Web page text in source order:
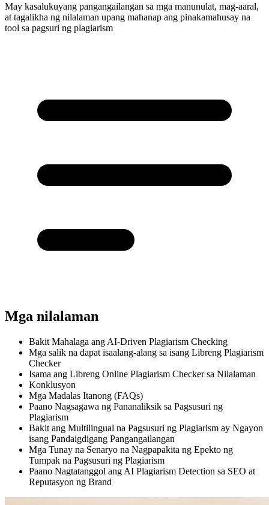
May kasalukuyang pangangailangan sa mga manunulat, mag-aaral,
at tagalikha ng nilalaman upang mahanap ang pinakamahusay na
tool sa pagsuri ng plagiarism
Mga nilalaman
Bakit Mahalaga ang AI-Driven Plagiarism Checking
Mga salik na dapat isaalang-alang sa isang Libreng Plagiarism
Checker
Isama ang Libreng Online Plagiarism Checker sa Nilalaman
Konklusyon
Mga Madalas Itanong (FAQs)
Paano Nagsagawa ng Pananaliksik sa Pagsusuri ng
Plagiarism
Bakit ang Multilingual na Pagsusuri ng Plagiarism ay Ngayon
isang Pandaigdigang Pangangailangan
Mga Tunay na Senaryo na Nagpapakita ng Epekto ng
Tumpak na Pagsusuri ng Plagiarism
Paano Nagtatanggol ang AI Plagiarism Detection sa SEO at
Reputasyon ng Brand